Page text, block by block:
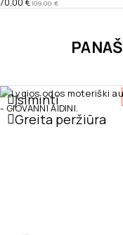
109,00€
Įsiminti
Greita peržiūra